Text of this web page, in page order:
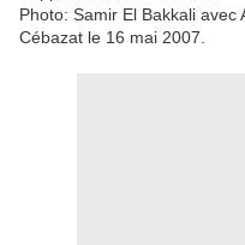
Photo: Samir El Bakkali
Cébazat le 16 mai 2007.